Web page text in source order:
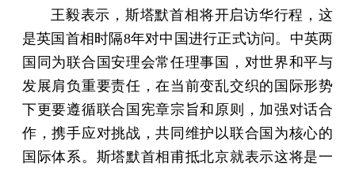
王毅表示，斯塔默首相将开启访华行程，这
是英国首相时隔8年对中国进行正式访问。中英两
国同为联合国安理会常任理事国，对世界和平与
发展肩负重要责任，在当前变乱交织的国际形势
下更要遵循联合国宪章宗旨和原则，加强对话合
作，携手应对挑战，共同维护以联合国为核心的
国际体系。斯塔默首相甫抵北京就表示这将是一